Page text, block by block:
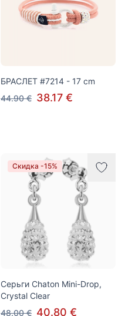
БРАСЛЕТ #7214 - 17 cm
44.90 € 38.17 €
Скидка -15%
Серьги Chaton Mini-Drop,
Crystal Clear
48.00 € 40.80 €